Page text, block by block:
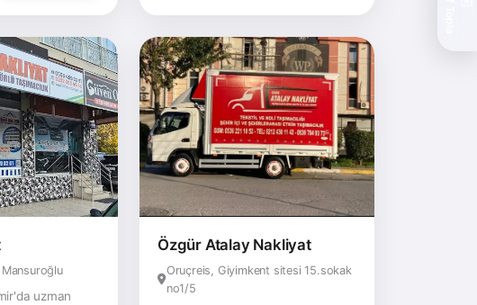
uzman
Özgür Atalay Nakliyat
Oruçreis, Giyimkent sitesi 15.sokak
no1/5